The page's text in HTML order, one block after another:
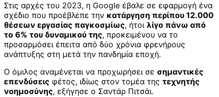
Στις αρχές του 2023, η Google έβαλε σε εφαρμογή ένα
σχέδιο που προέβλεπε την κατάργηση περίπου 12.000
θέσεων εργασίας παγκοσμίως, ήτοι λίγο πάνω από
το 6% του δυναμικού της, προκειμένου να το
προσαρμόσει έπειτα από δύο χρόνια φρενήρους
ανάπτυξης στη μετά την πανδημία εποχή.
Ο όμιλος αναμένεται να προχωρήσει σε σημαντικές
επενδύσεις φέτος, ιδίως στον τομέα της τεχνητής
νοημοσύνης, εξήγησε ο Σαντάρ Πιτσάι.